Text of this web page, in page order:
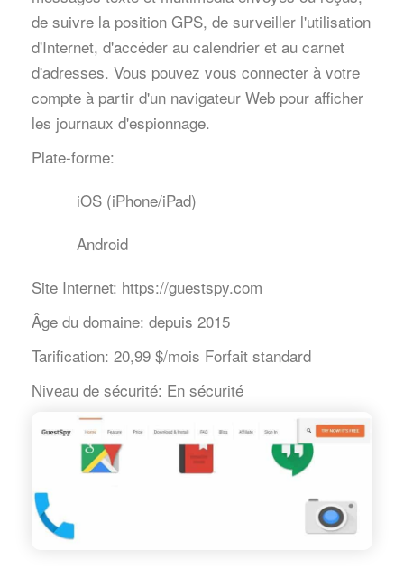
de suivre la position GPS, de surveiller l'utilisation
d'Internet, d'accéder au calendrier et au carnet
d'adresses. Vous pouvez vous connecter à votre
compte à partir d'un navigateur Web pour afficher
les journaux d'espionnage.
Plate-forme:
iOS (iPhone/iPad)
Android
Site Internet: https://guestspy.com
Âge du domaine: depuis 2015
Tarification: 20,99 $/mois Forfait standard
Niveau de sécurité: En sécurité